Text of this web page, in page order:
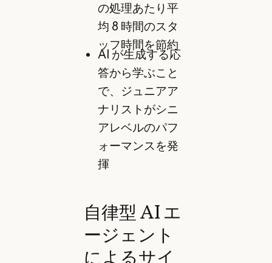
の処理あたり平
均 8 時間のスタ
ッフ時間を節約
AI が生成する応
答から学ぶこと
で、ジュニアア
ナリストがシニ
アレベルのパフ
ォーマンスを発
揮
自律型 AI エ
ージェント
によるサイ